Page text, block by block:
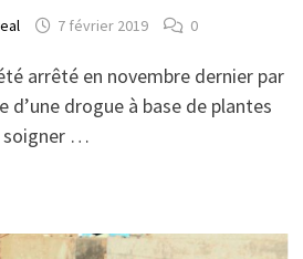
7 février 2019 0
arrêté en novembre dernier par
d’une drogue à base de plantes
soigner …